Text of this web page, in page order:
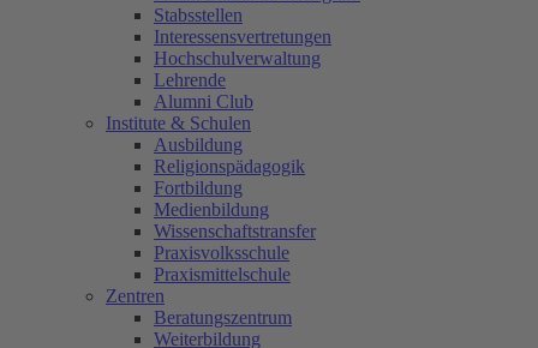
Stabsstellen
Interessensvertretungen
Hochschulverwaltung
Lehrende
Alumni Club
Institute & Schulen
Ausbildung
Religionspädagogik
Fortbildung
Medienbildung
Wissenschaftstransfer
Praxisvolksschule
Praxismittelschule
Zentren
Beratungszentrum
Weiterbildung